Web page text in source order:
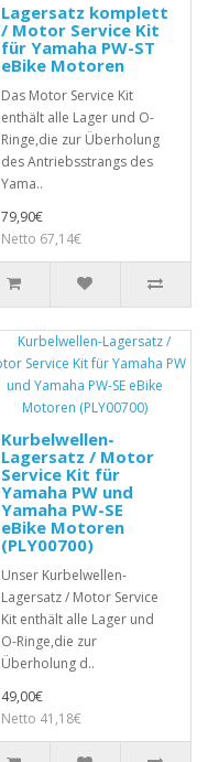
Lagersatz komplett
/ Motor Service Kit
für Yamaha PW-ST
eBike Motoren
Das Motor Service Kit
enthält alle Lager und O-
Ringe,die zur Überholung
des Antriebsstrangs des
Yama..
79,90€
Netto 67,14€
Kurbelwellen-
Lagersatz / Motor
Service Kit für
Yamaha PW und
Yamaha PW-SE
eBike Motoren
(PLY00700)
Unser Kurbelwellen-
Lagersatz / Motor Service
Kit enthält alle Lager und
O-Ringe,die zur
Überholung d..
49,00€
Netto 41,18€